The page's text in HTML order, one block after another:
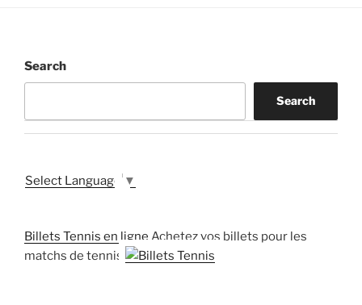
Search
Search
Select Language ▼
Billets Tennis en ligne Achetez vos billets pour les
matchs de tennis